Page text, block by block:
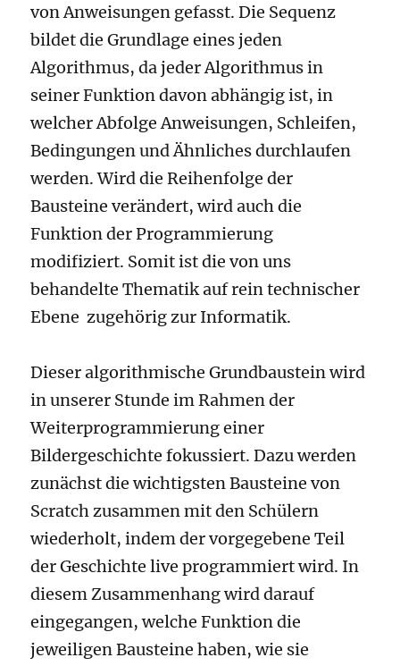
von Anweisungen gefasst. Die Sequenz
bildet die Grundlage eines jeden
Algorithmus, da jeder Algorithmus in
seiner Funktion davon abhängig ist, in
welcher Abfolge Anweisungen, Schleifen,
Bedingungen und Ähnliches durchlaufen
werden. Wird die Reihenfolge der
Bausteine verändert, wird auch die
Funktion der Programmierung
modifiziert. Somit ist die von uns
behandelte Thematik auf rein technischer
Ebene zugehörig zur Informatik.
Dieser algorithmische Grundbaustein wird
in unserer Stunde im Rahmen der
Weiterprogrammierung einer
Bildergeschichte fokussiert. Dazu werden
zunächst die wichtigsten Bausteine von
Scratch zusammen mit den Schülern
wiederholt, indem der vorgegebene Teil
der Geschichte live programmiert wird. In
diesem Zusammenhang wird darauf
eingegangen, welche Funktion die
jeweiligen Bausteine haben, wie sie